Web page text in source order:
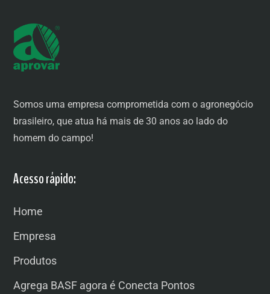
Somos uma empresa comprometida com o agronegócio
brasileiro, que atua há mais de 30 anos ao lado do
homem do campo!
Acesso rápido:
Home
Empresa
Produtos
Agrega BASF agora é Conecta Pontos